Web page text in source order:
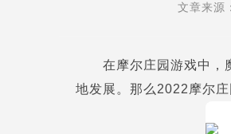
文章来源
在摩尔庄园游戏中，
地发展。那么2022摩尔